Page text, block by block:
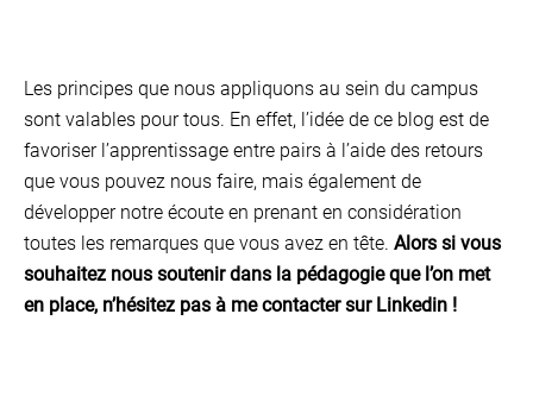
Les principes que nous appliquons au sein du campus
sont valables pour tous. En effet, l’idée de ce blog est de
favoriser l’apprentissage entre pairs à l’aide des retours
que vous pouvez nous faire, mais également de
développer notre écoute en prenant en considération
toutes les remarques que vous avez en tête. Alors si vous
souhaitez nous soutenir dans la pédagogie que l’on met
en place, n’hésitez pas à me contacter sur Linkedin !